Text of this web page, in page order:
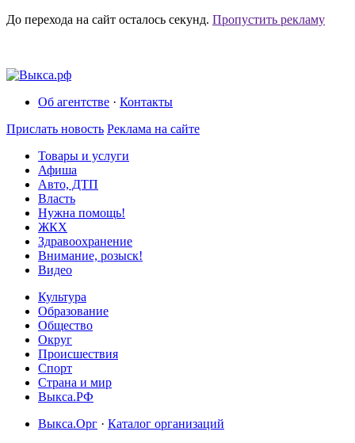
До перехода на сайт осталось секунд. Пропустить рекламу
Об агентстве · Контакты
Прислать новость Реклама на сайте
Товары и услуги
Афиша
Авто, ДТП
Власть
Нужна помощь!
ЖКХ
Здравоохранение
Внимание, розыск!
Видео
Культура
Образование
Общество
Округ
Происшествия
Спорт
Страна и мир
Выкса.РФ
Выкса.Орг · Каталог организаций